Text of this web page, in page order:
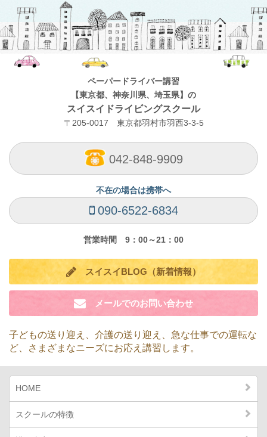
by
Category
ペーパードライバー講習
【東京都、神奈川県、埼玉県】の
スイスイドライビングスクール
〒205-0017 東京都羽村市羽西3-3-5
042-848-9909
不在の場合は携帯へ
090-6522-6834
営業時間 9：00～21：00
スイスイBLOG（新着情報）
メールでのお問い合わせ
子どもの送り迎え、介護の送り迎え、急な仕事での運転な
ど、
さまざまなニーズにお応え講習します。
HOME
スクールの特徴